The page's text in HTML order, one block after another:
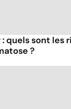
quels sont les
?